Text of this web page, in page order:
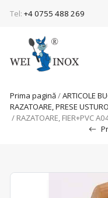
Tel: +4 0755 488 269
Prima pagină/ARTICOLE
RAZATOARE, PRESE
/ RAZATOARE, FIER+PVC